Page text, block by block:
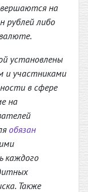
на
рублей либо
установлены
и участниками
в сфере
на
обязан
каждого
Также